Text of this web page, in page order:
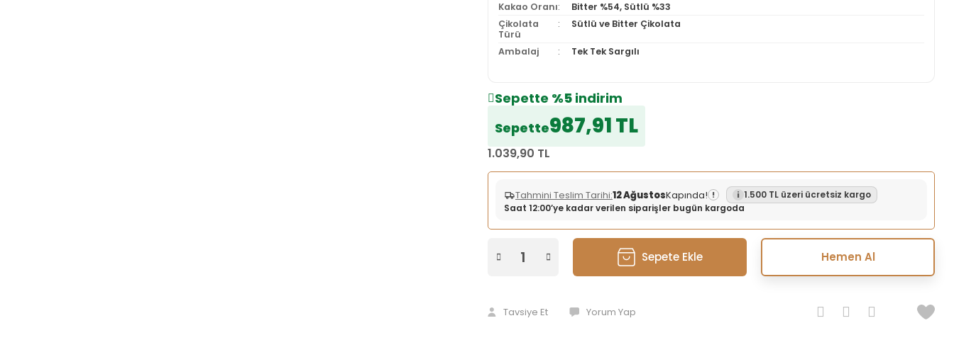
Kakao Oranı
Bitter %54, Sütlü %33
Çikolata
Türü
Sütlü ve Bitter Çikolata
Ambalaj Tek Tek Sargılı
Sepette %5 indirim
Sepette987,91 TL
1.039,90 TL
Tahmini Teslim Tarihi:12 AğustosKapında! !
1.500 TL üzeri ücretsiz kargo
Saat 12:00’ye kadar verilen siparişler bugün kargoda
Sepete Ekle Hemen Al
Tavsiye Et Yorum Yap